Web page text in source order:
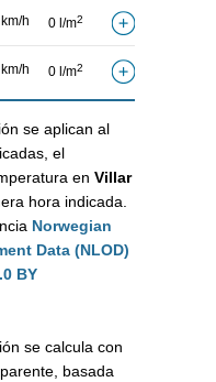
h 0 l/m2
h 0 l/m2
se aplican al
el
en Villar
hora indicada.
Norwegian
Data (NLOD)
BY
se calcula con
basada